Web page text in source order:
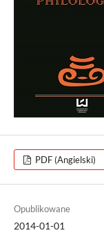
PDF (Angielski)
Opublikowane
2014-01-01